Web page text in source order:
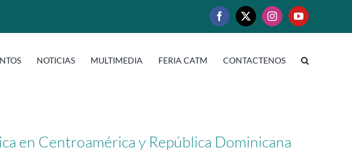
Facebook
X InstagramYouTube
NOTICIAS MULTIMEDIA FERIA CATM CONTACTENOS
en Centroamérica y República Dominicana